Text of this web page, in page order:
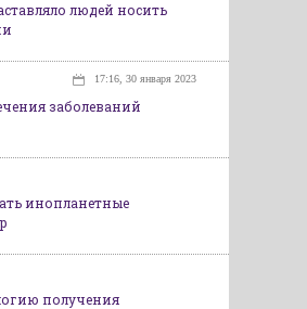
людей носить
17:16, 30 января 2023
заболеваний
инопланетные
получения